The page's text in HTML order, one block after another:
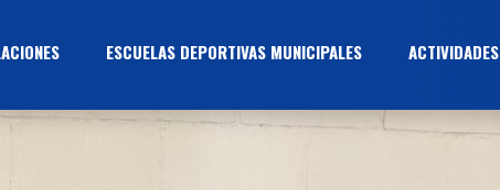
ESCUELAS DEPORTIVAS MUNICIPALES ACTIVIDADES